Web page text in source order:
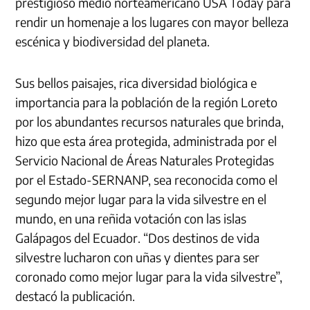
rendir un homenaje a los lugares con mayor belleza
escénica y biodiversidad del planeta.
Sus bellos paisajes, rica diversidad biológica e
importancia para la población de la región Loreto
por los abundantes recursos naturales que brinda,
hizo que esta área protegida, administrada por el
Servicio Nacional de Áreas Naturales Protegidas
por el Estado-SERNANP, sea reconocida como el
segundo mejor lugar para la vida silvestre en el
mundo, en una reñida votación con las islas
Galápagos del Ecuador. “Dos destinos de vida
silvestre lucharon con uñas y dientes para ser
coronado como mejor lugar para la vida silvestre”,
destacó la publicación.